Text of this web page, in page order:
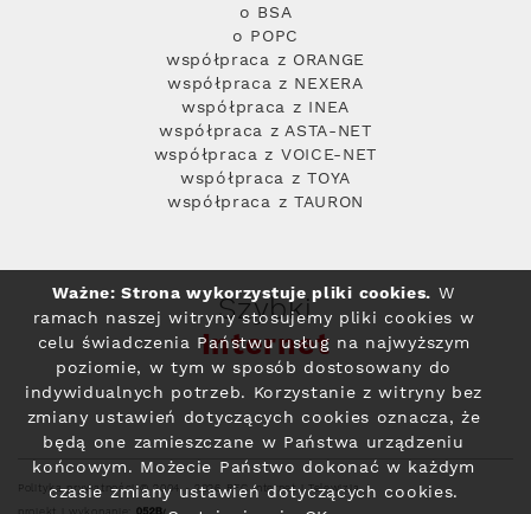
o BSA
o POPC
współpraca z ORANGE
współpraca z NEXERA
współpraca z INEA
współpraca z ASTA-NET
współpraca z VOICE-NET
współpraca z TOYA
współpraca z TAURON
Szybki
Internet
Polityka prywatności© 2004 - 2026 RFC Internet i Telewizja
Ważne: Strona wykorzystuje pliki cookies. W
ramach naszej witryny stosujemy pliki cookies w
celu świadczenia Państwu usług na najwyższym
poziomie, w tym w sposób dostosowany do
indywidualnych potrzeb. Korzystanie z witryny bez
zmiany ustawień dotyczących cookies oznacza, że
będą one zamieszczane w Państwa urządzeniu
końcowym. Możecie Państwo dokonać w każdym
czasie zmiany ustawień dotyczących cookies.